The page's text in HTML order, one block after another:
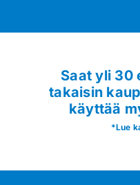
Saat yli 30
takaisin
käyttää
*Lue